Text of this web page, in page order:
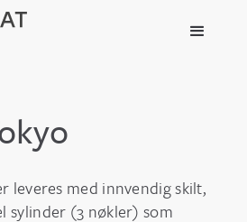
leveres med innvendig skilt,
sylinder (3 nøkler) som